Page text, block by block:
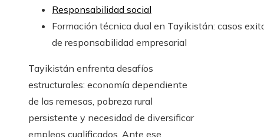
Responsabilidad social
Formación técnica dual en Tayikistán: casos
de responsabilidad empresarial
Tayikistán enfrenta desafíos
estructurales: economía dependiente
de las remesas, pobreza rural
persistente y necesidad de diversificar
empleos cualificados. Ante ese